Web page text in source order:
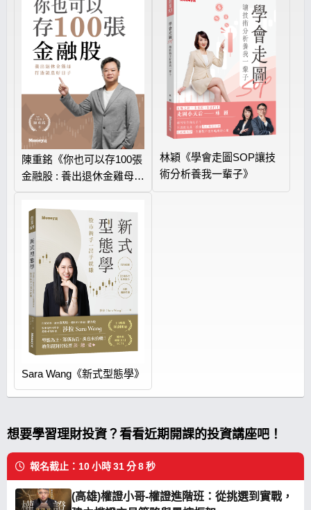
陳重銘《你也可以存100張
金融股 : 養出退休金雞母
打造領息好日子》
林穎《學會走圖SOP讓技
術分析養我一輩子》
Sara Wang《新式型態學》
想要學習理財投資？看看近期開課的投資講座吧！
報名截止： 10小時31分7秒
(高雄)權證小哥-權證進階班：從挑選到實戰，